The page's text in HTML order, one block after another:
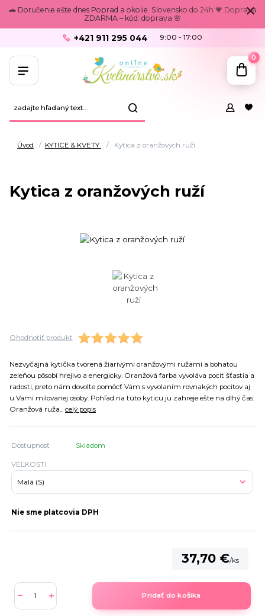
🚗 Doručenie ešte dnes Poprad a okolie. Slovensko do 24h 💗 Doprava
ZDARMA – kód: doprava 🌸
+421 911 295 044 9:00 - 17:00
0
Úvod KYTICE & KVETY Kytica z oranžových ruží
Kytica z oranžových ruží
Ohodnotiť produkt
Nezvyčajná kytička tvorená žiarivými oranžovými ružami a bohatou
zeleňou pôsobí hrejivo a energicky. Oranžová farba vyvoláva pocit šťastia a
radosti, preto nám dovoľte pomôcť Vám s vyvolaním rovnakých pocitov aj
u Vami milovanej osoby. Pohľad na túto kyticu ju zahreje ešte na dlhý čas.
Oranžová ruža... celý popis
Dostupnosť Skladom
VEĽKOSTI
Nie sme platcovia DPH
37,70 €/ks
Pridať do košíka